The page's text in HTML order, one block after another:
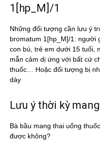
1[hp_M]/1
Những đối tượng cần lưu ý
bromatum 1[hp_M]/1: người
con bú, trẻ em dưới 15 tuổi,
mẫn cảm dị ứng với bất cứ
thuốc… Hoặc đối tượng bị
dày
Lưu ý thời kỳ
Bà bầu mang thai uống
được không?